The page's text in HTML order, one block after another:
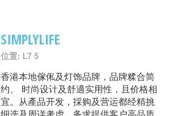
SIMPLYLIFE
位置: L7 5
香港本地傢俬及灯饰品牌，品牌糅合简
约、 时尚设计及舒適实用性，且价格相
宜。从產品开发，採购及营运都经精挑